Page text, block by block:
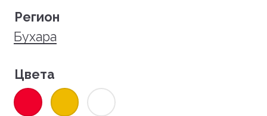
Регион
Бухара
Цвета